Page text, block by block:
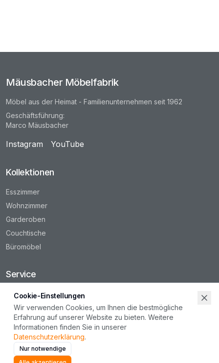
Mäusbacher Möbelfabrik
Möbel aus der Heimat - Familienunternehmen seit 1962
Geschäftsführung:
Marco Mäusbacher
Instagram YouTube
Kollektionen
Esszimmer
Wohnzimmer
Garderoben
Couchtische
Büromöbel
Service
Händler finden
Ersatzteile
Kontakt
Karriere
Cookie-Einstellungen
Wir verwenden Cookies, um Ihnen die bestmögliche
Erfahrung auf unserer Website zu bieten. Weitere
Informationen finden Sie in unserer
Datenschutzerklärung.
Nur notwendige